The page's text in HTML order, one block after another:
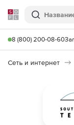
Softline
Поиск
8 (800) 200-08-60
Сеть и интернет